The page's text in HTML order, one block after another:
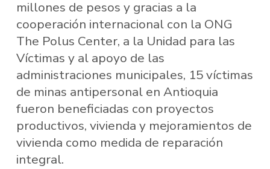
millones de pesos y gracias a la
cooperación internacional con la ONG
The Polus Center, a la Unidad para las
Víctimas y al apoyo de las
administraciones municipales, 15 víctimas
de minas antipersonal en Antioquia
fueron beneficiadas con proyectos
productivos, vivienda y mejoramientos de
vivienda como medida de reparación
integral.